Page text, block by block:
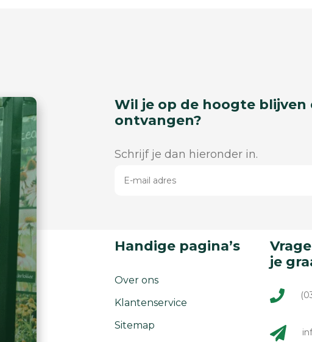
Wil je op de hoogte blijven
ontvangen?
Schrijf je dan hieronder in.
Handige pagina’s
Over ons
Klantenservice
Sitemap
je